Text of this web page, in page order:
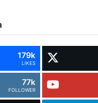
179k
LIKES
77k
FOLLOWER